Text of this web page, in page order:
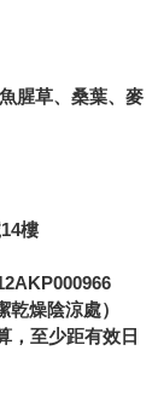
腥草、桑葉、麥
樓
燥陰涼處）
，至少距有效日